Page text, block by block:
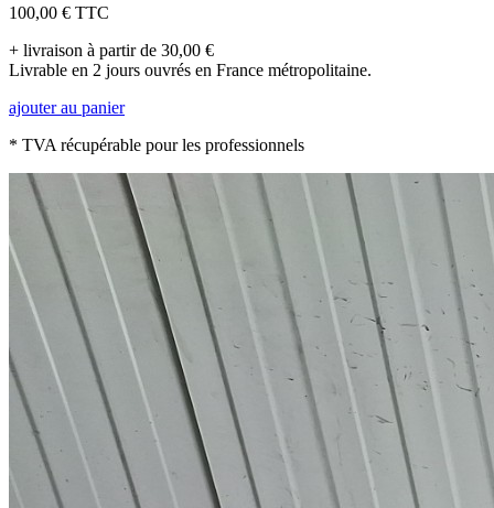
100,00 € TTC
+ livraison à partir de 30,00 €
Livrable en 2 jours ouvrés en France métropolitaine.
ajouter au panier
* TVA récupérable pour les professionnels